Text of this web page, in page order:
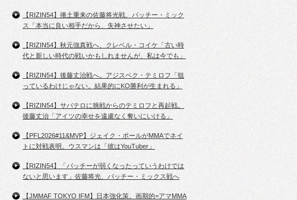
【RIZIN54】捲土重来の佐藤将光戦、パッチー・ミック
ス「本当に良い相手だから、失神させたい」
【RIZIN54】秋元強真戦へ、クレベル・コイケ「古い時
代と新しい時代の戦いかもしれませんが、私は今でも」
【RIZIN54】後藤丈治戦へ。アジスベク・テミロフ「狙
っているわけじゃない。結果的にKO勝利が生まれる」
【RIZIN54】サバテロに挑戦からのテミロフと再起戦。
後藤丈治「アイツの幸せを遠慮なく奪いにいける」
【PFL2026#11&MVP】ジェイク・ポールがMMAでネイ
トに対戦表明。ウスマンは「彼はYouTuber」
【RIZIN54】「パッチーが弱くなったっていうわけでは
ないと思います」佐藤将光、パッチー・ミックス戦へ
【JMMAF TOKYO IFM】日本強化策。画期的=アマMMA